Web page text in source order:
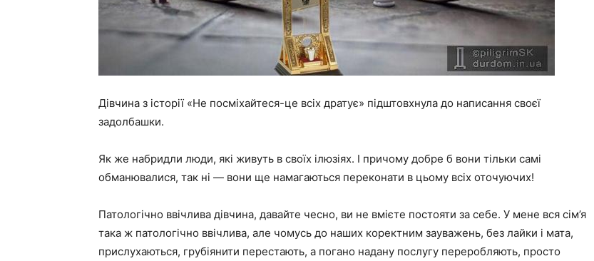
Дівчина з історії «Не посміхайтеся-це всіх дратує» підштовхнула до написання своєї
задолбашки.
Як же набридли люди, які живуть в своїх ілюзіях. І причому добре б вони тільки самі
обманювалися, так ні — вони ще намагаються переконати в цьому всіх оточуючих!
Патологічно ввічлива дівчина, давайте чесно, ви не вмієте постояти за себе. У мене вся сім’я
така ж патологічно ввічлива, але чомусь до наших коректним зауважень, без лайки і мата,
прислухаються, грубіянити перестають, а погано надану послугу переробляють, просто